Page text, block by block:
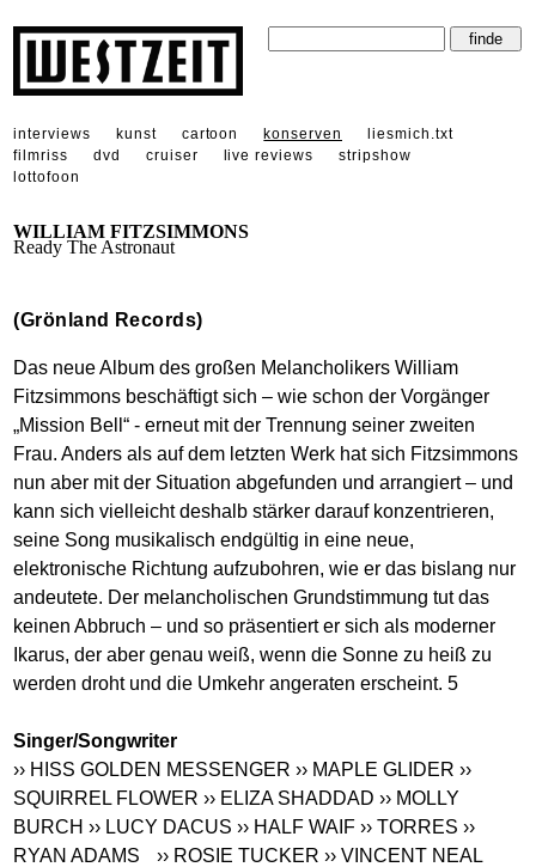
interviews kunst cartoon konserven
liesmich.txt
filmriss
dvd cruiser live reviews
stripshow
lottofoon
WILLIAM FITZSIMMONS
Ready The Astronaut
(Grönland Records)
Das neue Album des großen Melancholikers William
Fitzsimmons beschäftigt sich – wie schon der Vorgänger
„Mission Bell“ - erneut mit der Trennung seiner zweiten
Frau. Anders als auf dem letzten Werk hat sich Fitzsimmons
nun aber mit der Situation abgefunden und arrangiert – und
kann sich vielleicht deshalb stärker darauf konzentrieren,
seine Song musikalisch endgültig in eine neue,
elektronische Richtung aufzubohren, wie er das bislang nur
andeutete. Der melancholischen Grundstimmung tut das
keinen Abbruch – und so präsentiert er sich als moderner
Ikarus, der aber genau weiß, wenn die Sonne zu heiß zu
werden droht und die Umkehr angeraten erscheint. 5
Singer/Songwriter
›› HISS GOLDEN MESSENGER ›› MAPLE GLIDER ››
SQUIRREL FLOWER ›› ELIZA SHADDAD ›› MOLLY
BURCH ›› LUCY DACUS ›› HALF WAIF ›› TORRES ››
RYAN ADAMS
›› ROSIE TUCKER ›› VINCENT NEAL